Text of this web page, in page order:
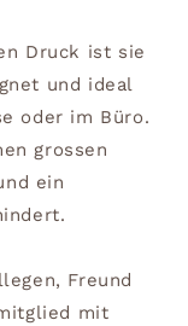
Druck ist sie
und ideal
oder im Büro.
grossen
ein
Freund
mit